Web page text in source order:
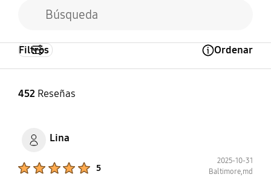
452 Reseñas
Filtros Ordenar
Lina
5
2025-10-31
Baltimore,md